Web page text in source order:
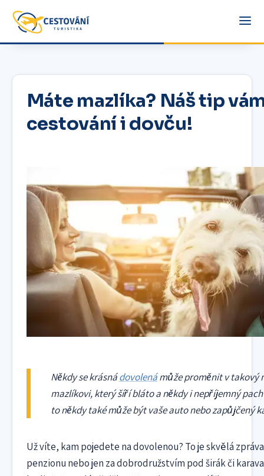
Máte mazlíka? Náš tip
cestování i dovču!
Někdy se krásnádovolenámůže proměnit v takový
mazlíkovi, který šíří bláto a někdy i nepříjemný
to někdy také může být vaše auto nebo zapůjčený
Už víte, kam pojedete na dovolenou? To je skvělá
penzionu nebo jen za dobrodružstvím pod širák či